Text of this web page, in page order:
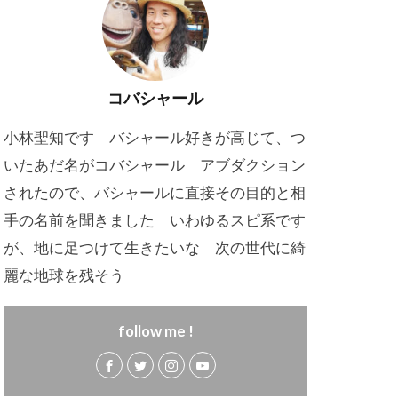
コバシャール
小林聖知です バシャール好きが高じて、つ
いたあだ名がコバシャール アブダクション
されたので、バシャールに直接その目的と相
手の名前を聞きました いわゆるスピ系です
が、地に足つけて生きたいな 次の世代に綺
麗な地球を残そう
follow me !